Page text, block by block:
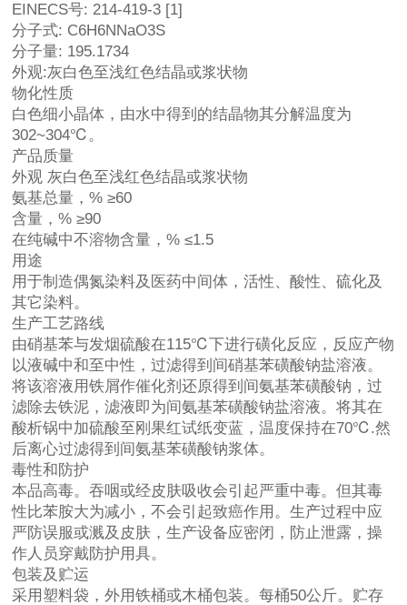
EINECS号: 214-419-3 [1]
分子式: C6H6NNaO3S
分子量: 195.1734
外观:灰白色至浅红色结晶或浆状物
物化性质
白色细小晶体，由水中得到的结晶物其分解温度为
302~304℃。
产品质量
外观 灰白色至浅红色结晶或浆状物
氨基总量，% ≥60
含量，% ≥90
在纯碱中不溶物含量，% ≤1.5
用途
用于制造偶氮染料及医药中间体，活性、酸性、硫化及
其它染料。
生产工艺路线
由硝基苯与发烟硫酸在115℃下进行磺化反应，反应产物
以液碱中和至中性，过滤得到间硝基苯磺酸钠盐溶液。
将该溶液用铁屑作催化剂还原得到间氨基苯磺酸钠，过
滤除去铁泥，滤液即为间氨基苯磺酸钠盐溶液。将其在
酸析锅中加硫酸至刚果红试纸变蓝，温度保持在70℃.然
后离心过滤得到间氨基苯磺酸钠浆体。
毒性和防护
本品高毒。吞咽或经皮肤吸收会引起严重中毒。但其毒
性比苯胺大为减小，不会引起致癌作用。生产过程中应
严防误服或溅及皮肤，生产设备应密闭，防止泄露，操
作人员穿戴防护用具。
包装及贮运
采用塑料袋，外用铁桶或木桶包装。每桶50公斤。贮存